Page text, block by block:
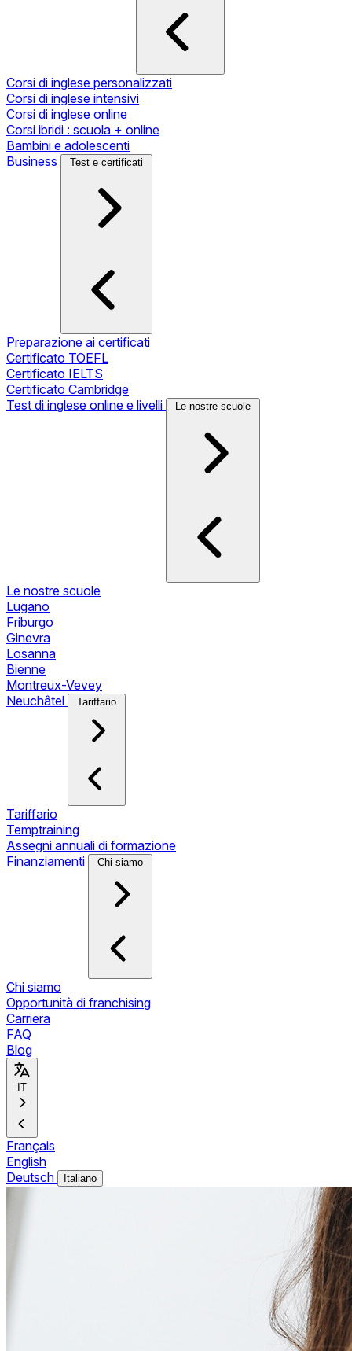
Corsi di inglese personalizzati
Corsi di inglese intensivi
Corsi di inglese online
Corsi ibridi : scuola + online
Bambini e adolescenti
Business
Test e certificati
Preparazione ai certificati
Certificato TOEFL
Certificato IELTS
Certificato Cambridge
Test di inglese online e livelli
Le nostre scuole
Le nostre scuole
Lugano
Friburgo
Ginevra
Losanna
Bienne
Montreux-Vevey
Neuchâtel
Tariffario
Tariffario
Temptraining
Assegni annuali di formazione
Finanziamenti
Chi siamo
Chi siamo
Opportunità di franchising
Carriera
FAQ
Blog
IT
Français
English
Deutsch
Italiano